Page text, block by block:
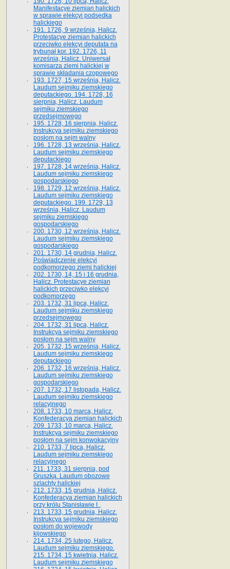
Manifestacye ziemian halickich
w sprawie elekcyi podsędka
halickiego
191. 1726, 9 września, Halicz.
Protestacye ziemian halickich
przeciwko elekcyi deputata na
trybunał kor. 192. 1726, 11
września, Halicz. Uniwersał
komisarza ziemi halickiej w
sprawie składania czopowego
193. 1727, 15 września, Halicz.
Laudum sejmiku ziemskiego
deputackiego. 194. 1728, 16
sierpnia, Halicz. Laudum
sejmiku ziemskiego
przedsejmowego
195. 1728, 16 sierpnia, Halicz.
Instrukcya sejmiku ziemskiego
posłom na sejm walny
196. 1728, 13 września, Halicz.
Laudum sejmiku ziemskiego
deputackiego
197. 1728, 14 września, Halicz.
Laudum sejmiku ziemskiego
gospodarskiego
198. 1729, 12 września, Halicz.
Laudum sejmiku ziemskiego
deputackiego. 199. 1729, 13
września, Halicz. Laudum
sejmiku ziemskiego
gospodarskiego
200. 1730, 12 września, Halicz.
Laudum sejmiku ziemskiego
gospodarskiego
201. 1730, 14 grudnia, Halicz.
Poświadczenie elekcyi
podkomorzego ziemi halickiej
202. 1730, 14, 15 i 16 grudnia,
Halicz. Protestacye ziemian
halickich przeciwko elekcyi
podkomorzego
203. 1732, 31 lipca, Halicz.
Laudum sejmiku ziemskiego
przedsejmowego
204. 1732, 31 lipca, Halicz.
Instrukcya sejmiku ziemskiego
posłom na sejm walny
205. 1732, 15 września, Halicz.
Laudum sejmiku ziemskiego
deputackiego
206. 1732, 16 września, Halicz.
Laudum sejmiku ziemskiego
gospodarskiego
207. 1732, 17 listopada, Halicz.
Laudum sejmiku ziemskiego
relacyjnego
208. 1733, 10 marca, Halicz.
Konfederacya ziemian halickich­
209. 1733, 10 marca, Halicz.
Instrukcya sejmiku ziemskiego
posłom na sejm konwokacyjny
210. 1733, 7 lipca, Halicz.
Laudum sejmiku ziemskiego
relacyjnego
211. 1733, 31 sierpnia, pod
Gruszką. Laudum obozowe
szlachty halickiej
212. 1733, 15 grudnia, Halicz.
Konfederacya ziemian halickich
przy królu Stanisławie I .
213. 1733, 15 grudnia, Halicz.
Instrukcya sejmiku ziemskiego
posłom do wojewody
kijowskiego
214. 1734, 25 lutego, Halicz.
Laudum sejmiku ziemskiego.
215. 1734, 15 kwietnia, Halicz.
Laudum sejmiku ziemskiego